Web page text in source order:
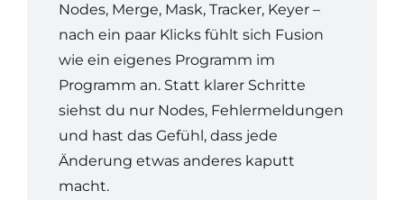
Nodes, Merge, Mask, Tracker, Keyer –
nach ein paar Klicks fühlt sich Fusion
wie ein eigenes Programm im
Programm an. Statt klarer Schritte
siehst du nur Nodes, Fehlermeldungen
und hast das Gefühl, dass jede
Änderung etwas anderes kaputt
macht.